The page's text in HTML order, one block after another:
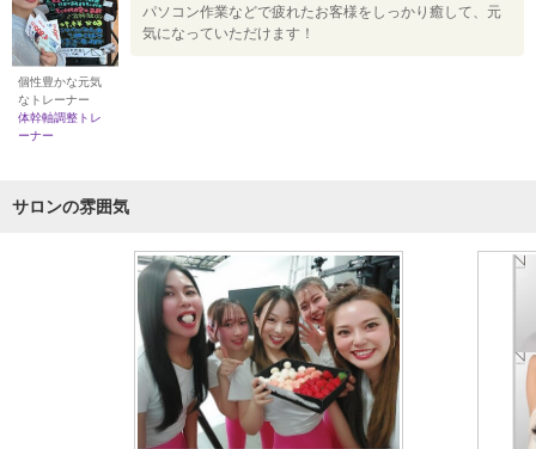
個性豊かな元気
なトレーナー
体幹軸調整トレ
ーナー
パソコン作業などで疲れたお客様をしっかり癒して、元
気になっていただけます！
サロンの雰囲気